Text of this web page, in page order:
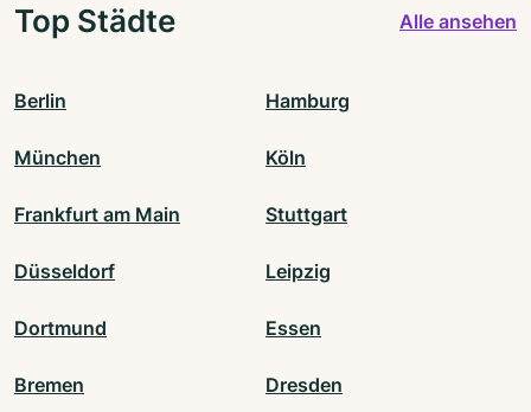
Top Städte Alle ansehen
Berlin Hamburg
München Köln
Frankfurt am Main Stuttgart
Düsseldorf Leipzig
Dortmund Essen
Bremen Dresden